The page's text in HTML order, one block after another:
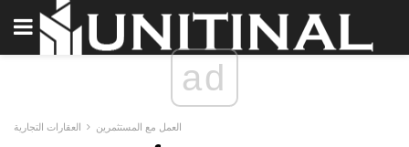
ad
العمل مع المستثمرين العقارات التجارية